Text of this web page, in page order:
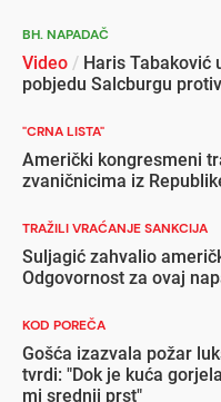
BH. NAPADAČ
Video / Haris Tabaković
pobjedu Salcburgu
"CRNA LISTA"
Američki kongresmeni
zvaničnicima iz
TRAŽILI VRAĆANJE SANKCIJA
Suljagić zahvalio
Odgovornost za ovaj
KOD POREČA
Gošća izazvala požar
tvrdi: "Dok je kuća
mi srednji prst"